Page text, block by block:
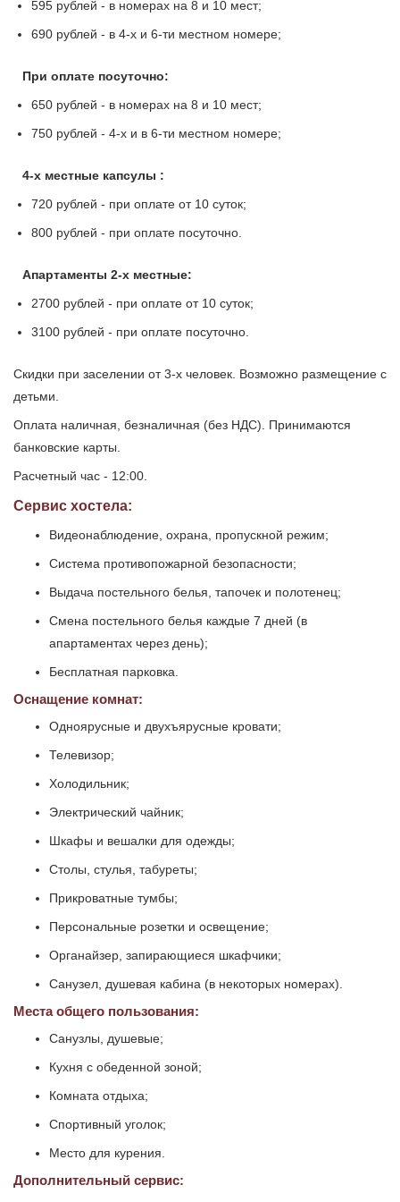
595 рублей - в номерах на 8 и 10 мест;
690 рублей - в 4-х и 6-ти местном номере;
При оплате посуточно:
650 рублей - в номерах на 8 и 10 мест;
750 рублей - 4-х и в 6-ти местном номере;
4-х местные капсулы :
720 рублей - при оплате от 10 суток;
800 рублей - при оплате посуточно.
Апартаменты 2-х местные:
2700 рублей - при оплате от 10 суток;
3100 рублей - при оплате посуточно.
Скидки при заселении от 3-х человек. Возможно размещение с
детьми.
Оплата наличная, безналичная (без НДС). Принимаются
банковские карты.
Расчетный час - 12:00.
Сервис хостела:
Видеонаблюдение, охрана, пропускной режим;
Система противопожарной безопасности;
Выдача постельного белья, тапочек и полотенец;
Смена постельного белья каждые 7 дней (в
апартаментах через день);
Бесплатная парковка.
Оснащение комнат:
Одноярусные и двухъярусные кровати;
Телевизор;
Холодильник;
Электрический чайник;
Шкафы и вешалки для одежды;
Столы, стулья, табуреты;
Прикроватные тумбы;
Персональные розетки и освещение;
Органайзер, запирающиеся шкафчики;
Санузел, душевая кабина (в некоторых номерах).
Места общего пользования:
Санузлы, душевые;
Кухня с обеденной зоной;
Комната отдыха;
Спортивный уголок;
Место для курения.
Дополнительный сервис: